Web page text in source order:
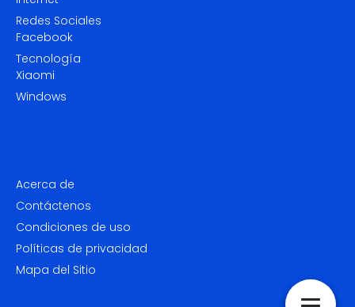
Redes Sociales
Facebook
Tecnología
Xiaomi
Windows
Acerca de
Contáctenos
Condiciones de uso
Políticas de privacidad
Mapa del Sitio